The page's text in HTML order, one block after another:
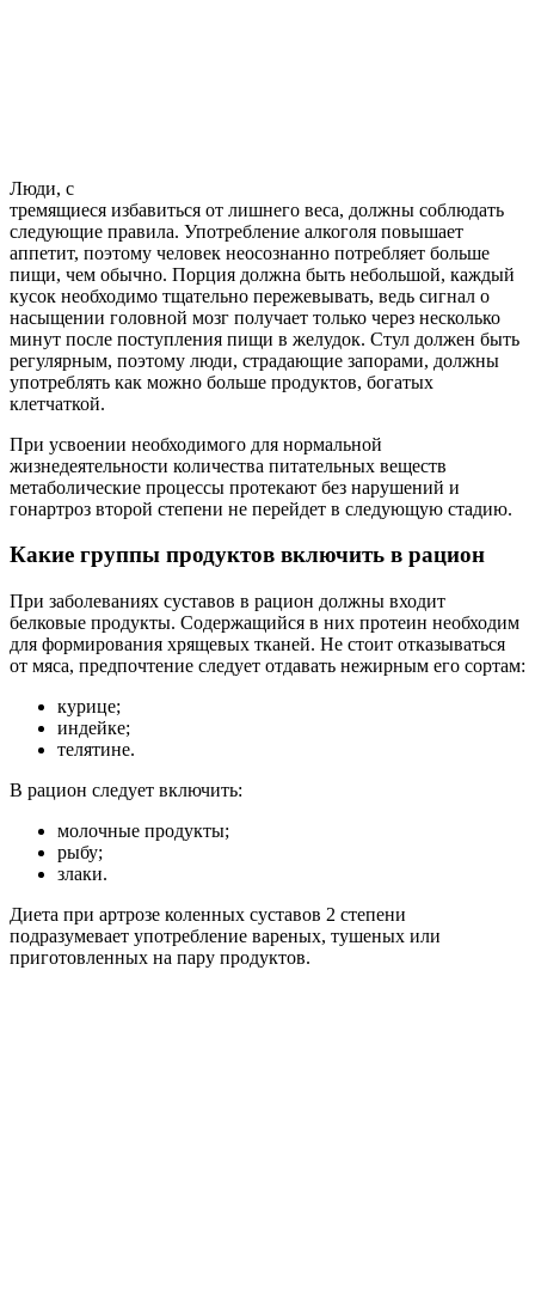
Люди, с
тремящиеся избавиться от лишнего веса, должны соблюдать
следующие правила. Употребление алкоголя повышает
аппетит, поэтому человек неосознанно потребляет больше
пищи, чем обычно. Порция должна быть небольшой, каждый
кусок необходимо тщательно пережевывать, ведь сигнал о
насыщении головной мозг получает только через несколько
минут после поступления пищи в желудок. Стул должен быть
регулярным, поэтому люди, страдающие запорами, должны
употреблять как можно больше продуктов, богатых
клетчаткой.
При усвоении необходимого для нормальной
жизнедеятельности количества питательных веществ
метаболические процессы протекают без нарушений и
гонартроз второй степени не перейдет в следующую стадию.
Какие группы продуктов включить в рацион
При заболеваниях суставов в рацион должны входит
белковые продукты. Содержащийся в них протеин необходим
для формирования хрящевых тканей. Не стоит отказываться
от мяса, предпочтение следует отдавать нежирным его сортам:
курице;
индейке;
телятине.
В рацион следует включить:
молочные продукты;
рыбу;
злаки.
Диета при артрозе коленных суставов 2 степени
подразумевает употребление вареных, тушеных или
приготовленных на пару продуктов.